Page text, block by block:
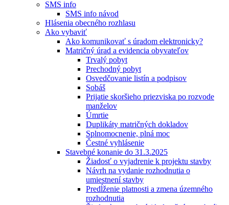
SMS info
SMS info návod
Hlásenia obecného rozhlasu
Ako vybaviť
Ako komunikovať s úradom elektronicky?
Matričný úrad a evidencia obyvateľov
Trvalý pobyt
Prechodný pobyt
Osvedčovanie listín a podpisov
Sobáš
Prijatie skoršieho priezviska po rozvode
manželov
Úmrtie
Duplikáty matričných dokladov
Splnomocnenie, plná moc
Čestné vyhlásenie
Stavebné konanie do 31.3.2025
Žiadosť o vyjadrenie k projektu stavby
Návrh na vydanie rozhodnutia o
umiestnení stavby
Predĺženie platnosti a zmena územného
rozhodnutia